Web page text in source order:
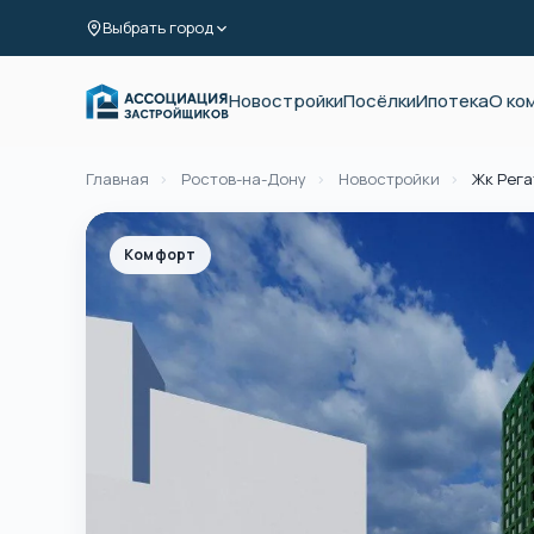
Выбрать город
НовостройкиПосёлкиИпотекаО
Главная › Ростов-на-Дону › Новостройки › Жк
Комфорт